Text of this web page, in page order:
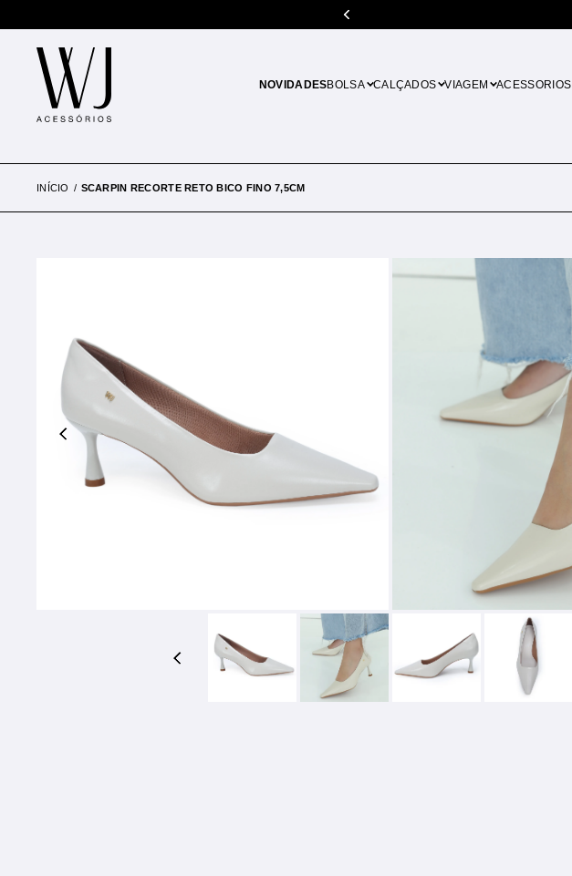
NOVIDADESBOLSA CALÇADOS VIAGEM ACESSORIOS
INÍCIO SCARPIN RECORTE RETO BICO FINO 7,5CM